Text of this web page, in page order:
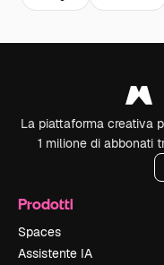
La piattaforma creativa
1 milione di abbonati
Prodotti
Spaces
Assistente IA